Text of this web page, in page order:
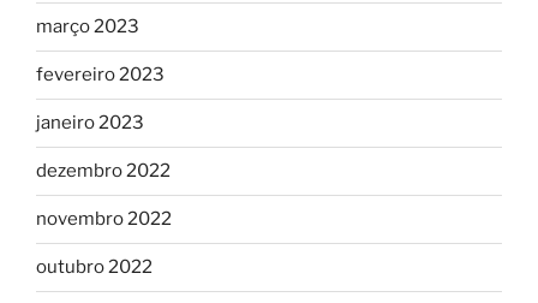
março 2023
fevereiro 2023
janeiro 2023
dezembro 2022
novembro 2022
outubro 2022